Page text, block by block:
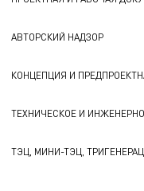
АВТОРСКИЙ НАДЗОР
КОНЦЕПЦИЯ И
ТЕХНИЧЕСКОЕ И
ТЭЦ, МИНИ-ТЭЦ,